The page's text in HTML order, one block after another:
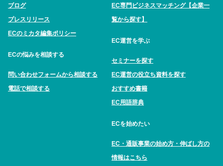
ブログ
プレスリリース
ECのミカタ編集ポリシー
ECの悩みを相談する
問い合わせフォームから相談する
電話で相談する
EC専門ビジネスマッチング【企業一
覧から探す】
EC運営を学ぶ
セミナーを探す
EC運営の役立ち資料を探す
おすすめ書籍
EC用語辞典
ECを始めたい
EC・通販事業の始め方・伸ばし方の
情報はこちら